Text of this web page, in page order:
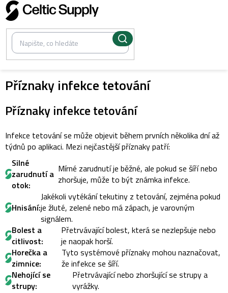
Přejít
na
obsah
Příznaky infekce tetování
Příznaky infekce tetování
Infekce tetování se může objevit během prvních několika dní až
týdnů po aplikaci. Mezi nejčastější příznaky patří:
Silné
zarudnutí a
otok:
Mírné zarudnutí je běžné, ale pokud se šíří nebo
zhoršuje, může to být známka infekce.
Hnisání:
Jakékoli vytékání tekutiny z tetování, zejména pokud
je žluté, zelené nebo má zápach, je varovným
signálem.
Bolest a
citlivost:
Přetrvávající bolest, která se nezlepšuje nebo
je naopak horší.
Horečka a
zimnice:
Tyto systémové příznaky mohou naznačovat,
že infekce se šíří.
Nehojící se
strupy:
Přetrvávající nebo zhoršující se strupy a
vyrážky.